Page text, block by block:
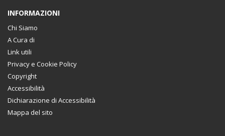
INFORMAZIONI
Chi Siamo
A Cura di
Link utili
Privacy e Cookie Policy
Copyright
Accessibilità
Dichiarazione di Accessibilità
Mappa del sito